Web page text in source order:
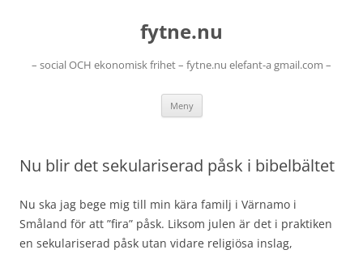
fytne.nu
– social OCH ekonomisk frihet – fytne.nu elefant-a gmail.com –
Meny
Nu blir det sekulariserad påsk i bibelbältet
Nu ska jag bege mig till min kära familj i Värnamo i
Småland för att ”fira” påsk. Liksom julen är det i praktiken
en sekulariserad påsk utan vidare religiösa inslag,